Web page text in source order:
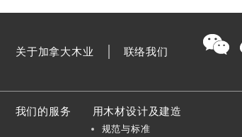
关于加拿大木业 联络我们
我们的服务 用木材设计及建造
规范与标准